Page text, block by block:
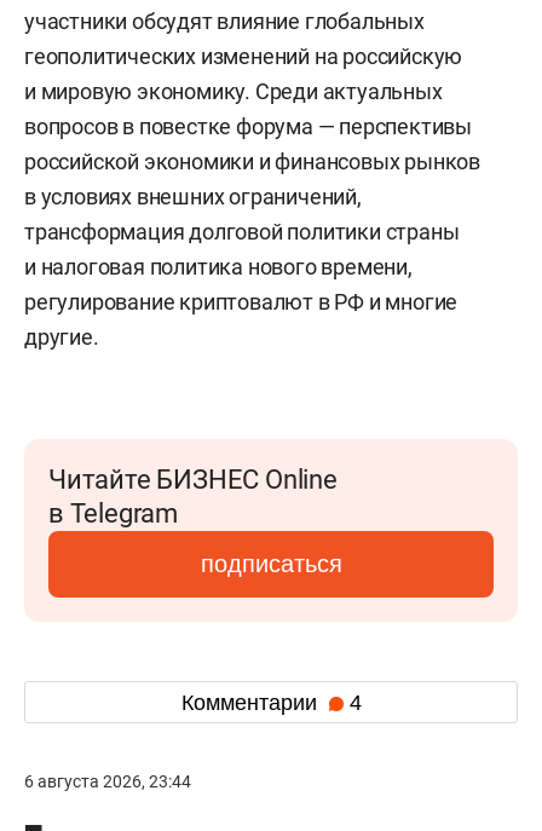
участники обсудят влияние глобальных
геополитических изменений на российскую
и мировую экономику. Среди актуальных
вопросов в повестке форума — перспективы
российской экономики и финансовых рынков
в условиях внешних ограничений,
трансформация долговой политики страны
и налоговая политика нового времени,
регулирование криптовалют в РФ и многие
другие.
Читайте БИЗНЕС Online
в Telegram
подписаться
Комментарии 4
6 августа 2026, 23:44